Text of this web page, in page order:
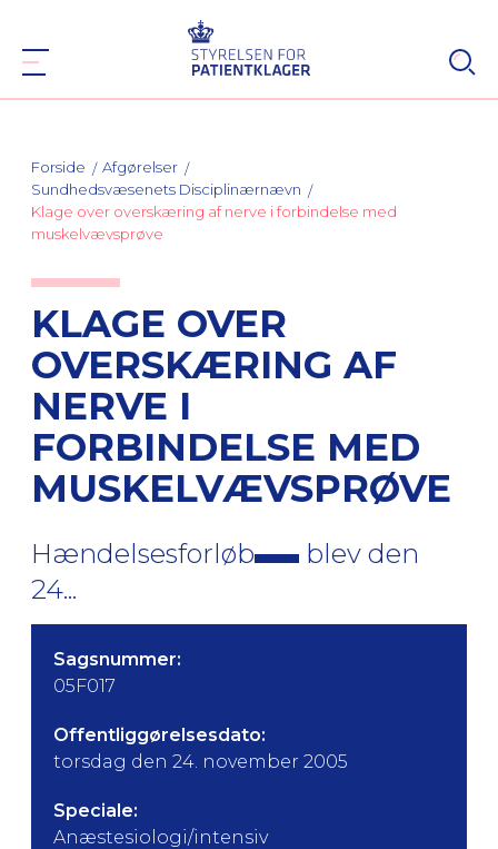
Forside
Afgørelser
Sundhedsvæsenets Disciplinærnævn
Klage over overskæring af nerve i forbindelse med
muskelvævsprøve
KLAGE OVER
OVERSKÆRING AF
NERVE I
FORBINDELSE MED
MUSKELVÆVSPRØVE
Hændelsesforløb
blev den
24...
Sagsnummer:
05F017
Offentliggørelsesdato:
torsdag den 24. november 2005
Speciale:
Anæstesiologi/intensiv